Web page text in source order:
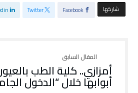
‫‫ شاركها‬ Facebook
Twitter
أمزازي.. كلية الطب
أبوابها خلال “الدخول